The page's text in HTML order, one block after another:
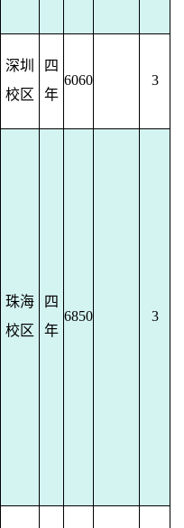
深圳
校区
四
年
6060 3
珠海
校区
四
年
6850 3